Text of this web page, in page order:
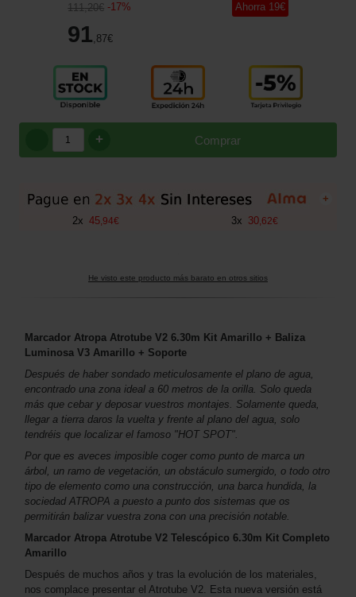
111,20€ -17%
91,87€
Ahorra 19€
Comprar
+
+
2x 45,94€ 3x 30,62€
He visto este producto más barato en otros sitios
Marcador Atropa Atrotube V2 6.30m Kit Amarillo + Baliza
Luminosa V3 Amarillo + Soporte
Después de haber sondado meticulosamente el plano de agua,
encontrado una zona ideal a 60 metros de la orilla. Solo queda
más que cebar y deposar vuestros montajes. Solamente queda,
llegar a tierra daros la vuelta y frente al plano del agua, solo
tendréis que localizar el famoso "HOT SPOT".
Por que es aveces imposible coger como punto de marca un
árbol, un ramo de vegetación, un obstáculo sumergido, o todo otro
tipo de elemento como una construcción, una barca hundida, la
sociedad ATROPA a puesto a punto dos sistemas que os
permitirán balizar vuestra zona con una precisión notable.
Marcador Atropa Atrotube V2 Telescópico 6.30m Kit Completo
Amarillo
Después de muchos años y tras la evolución de los materiales,
nos complace presentar el Atrotube V2. Esta nueva versión está